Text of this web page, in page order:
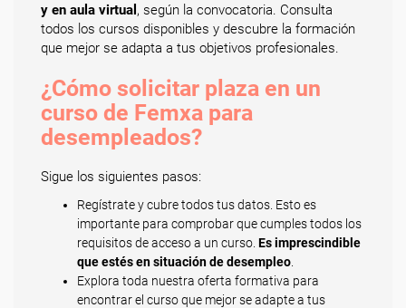
y en aula virtual , según la convocatoria. Consulta
todos los cursos disponibles y descubre la formación
que mejor se adapta a tus objetivos profesionales.
¿Cómo solicitar plaza en un
curso de Femxa para
desempleados?
Sigue los siguientes pasos:
Regístrate y cubre todos tus datos. Esto es
importante para comprobar que cumples todos los
requisitos de acceso a un curso. Es imprescindible
que estés en situación de desempleo
Explora toda nuestra oferta formativa para
encontrar el curso que mejor se adapte a tus